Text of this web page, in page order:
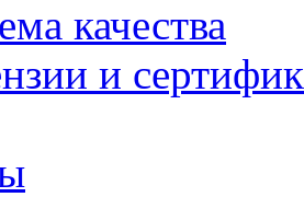
качества
и